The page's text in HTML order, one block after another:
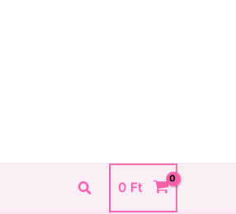
Search0 Ft